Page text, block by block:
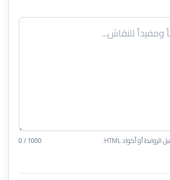
0 / 1000